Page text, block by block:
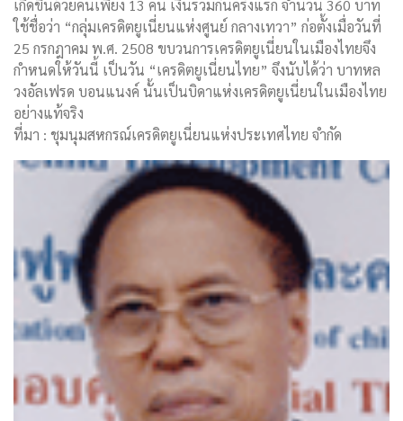
เกิดขึ้นด้วยคนเพียง 13 คน เงินรวมกันครั้งแรก จำนวน 360 บาท
ใช้ชื่อว่า “กลุ่มเครดิตยูเนี่ยนแห่งศูนย์ กลางเทวา” ก่อตั้งเมื่อวันที่
25 กรกฎาคม พ.ศ. 2508 ขบวนการเครดิตยูเนี่ยนในเมืองไทยจึง
กำหนดให้วันนี้ เป็นวัน “เครดิตยูเนี่ยนไทย” จึงนับได้ว่า บาทหล
วงอัลเฟรด บอนแนงค์ นั้นเป็นบิดาแห่งเครดิตยูเนี่ยนในเมืองไทย
อย่างแท้จริง
ที่มา : ชุมนุมสหกรณ์เครดิตยูเนี่ยนแห่งประเทศไทย จำกัด